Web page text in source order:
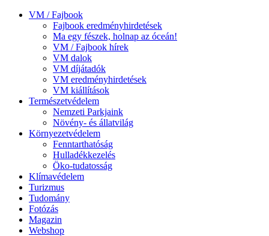
VM / Fajbook
Fajbook eredményhirdetések
Ma egy fészek, holnap az óceán!
VM / Fajbook hírek
VM dalok
VM díjátadók
VM eredményhirdetések
VM kiállítások
Természetvédelem
Nemzeti Parkjaink
Növény- és állatvilág
Környezetvédelem
Fenntarthatóság
Hulladékkezelés
Öko-tudatosság
Klímavédelem
Turizmus
Tudomány
Fotózás
Magazin
Webshop